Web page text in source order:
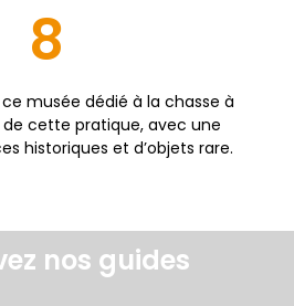
8
ce musée dédié à la chasse à
de cette pratique, avec une
historiques et d’objets rare.
nos guides